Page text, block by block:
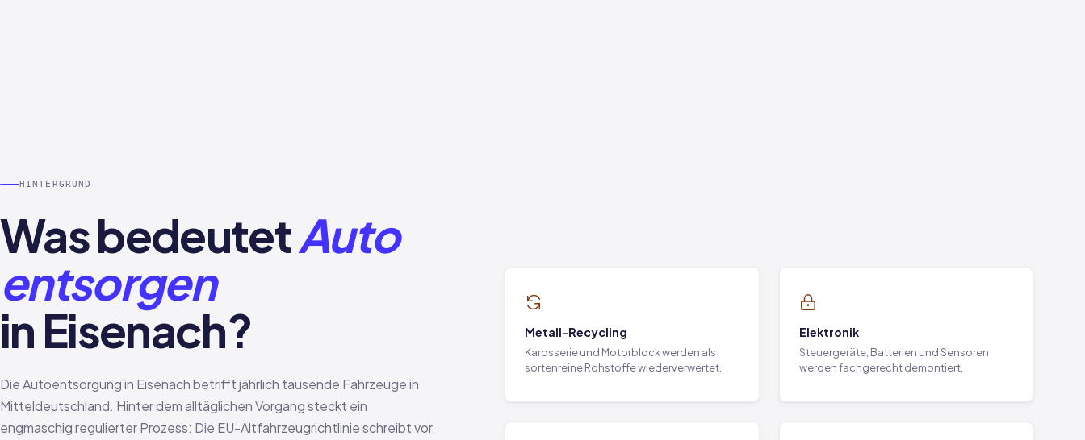
HINTERGRUND
Was bedeutetAuto
entsorgen
in Eisenach?
Die Autoentsorgung in Eisenach betrifft jährlich tausende Fahrzeuge in
Mitteldeutschland. Hinter dem alltäglichen Vorgang steckt ein
engmaschig regulierter Prozess: Die EU-Altfahrzeugrichtlinie schreibt vor,
Metall-Recycling
Karosserie und Motorblock werden als
sortenreine Rohstoffe wiederverwertet.
Elektronik
Steuergeräte, Batterien und Sensoren
werden fachgerecht demontiert.